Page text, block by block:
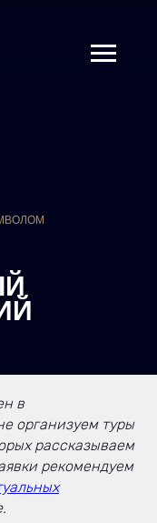
в
организуем туры
рассказываем
рекомендуем